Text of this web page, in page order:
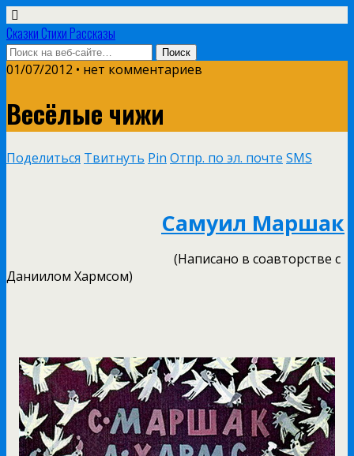
Сказки Стихи Рассказы
01/07/2012 • нет комментариев
Весёлые чижи
Поделиться Твитнуть Pin Отпр. по эл. почте SMS
Самуил Маршак
(Написано в соавторстве с
Даниилом Хармсом)